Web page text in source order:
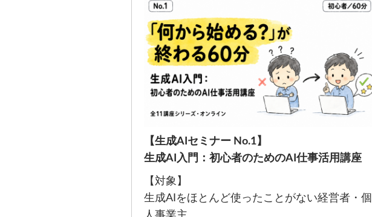
【生成AIセミナー No.1】
生成AI入門：初心者のためのAI仕事活用講座
【対象】
生成AIをほとんど使ったことがない経営者・個